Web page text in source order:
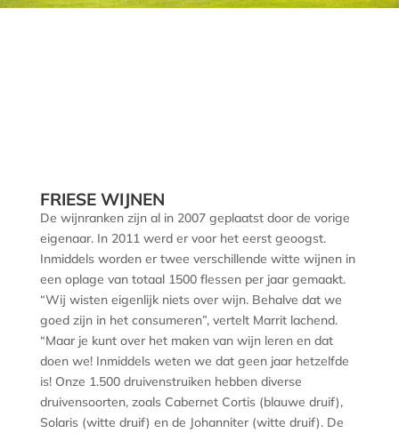
FRIESE WIJNEN
De wijnranken zijn al in 2007 geplaatst door de vorige
eigenaar. In 2011 werd er voor het eerst geoogst.
Inmiddels worden er twee verschillende witte wijnen in
een oplage van totaal 1500 flessen per jaar gemaakt.
“Wij wisten eigenlijk niets over wijn. Behalve dat we
goed zijn in het consumeren”, vertelt Marrit lachend.
“Maar je kunt over het maken van wijn leren en dat
doen we! Inmiddels weten we dat geen jaar hetzelfde
is! Onze 1.500 druivenstruiken hebben diverse
druivensoorten, zoals Cabernet Cortis (blauwe druif),
Solaris (witte druif) en de Johanniter (witte druif). De